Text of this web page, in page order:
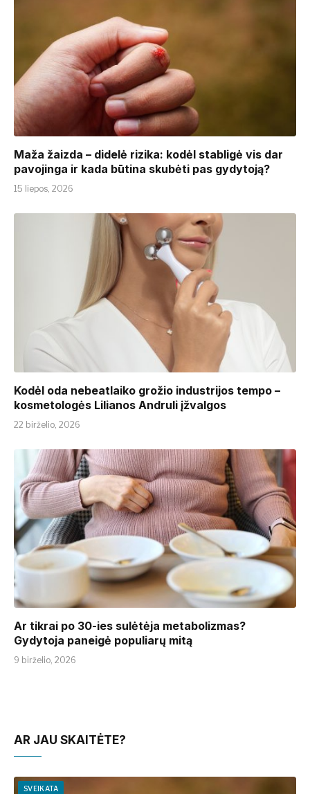
​​Maža žaizda – didelė rizika: kodėl stabligė vis dar
pavojinga ir kada būtina skubėti pas gydytoją?
15 liepos, 2026
Kodėl oda nebeatlaiko grožio industrijos tempo –
kosmetologės Lilianos Andruli įžvalgos
22 birželio, 2026
Ar tikrai po 30-ies sulėtėja metabolizmas?
Gydytoja paneigė populiarų mitą
9 birželio, 2026
AR JAU SKAITĖTE?
SVEIKATA